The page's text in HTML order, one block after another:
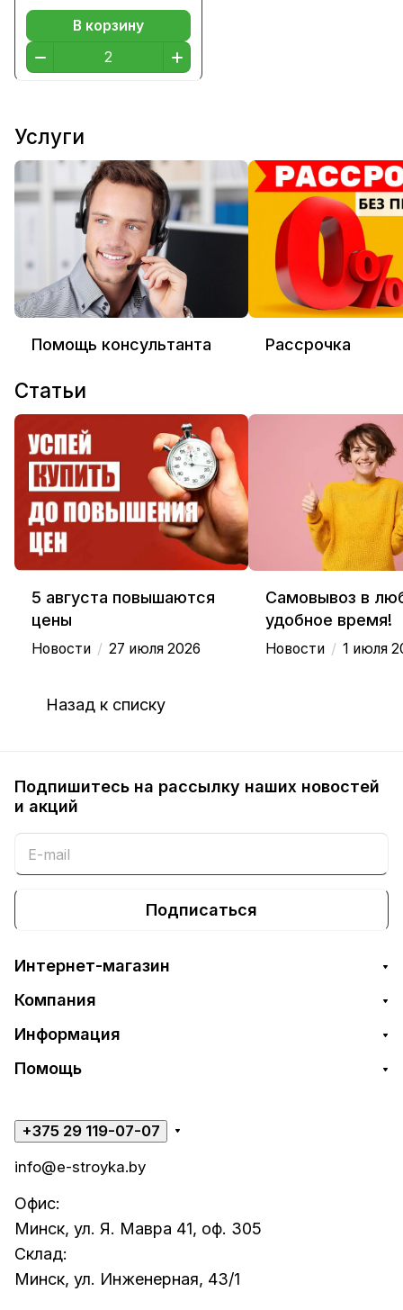
В корзину
Услуги
Помощь консультанта Рассрочка
Статьи
5 августа повышаются
цены
Новости / 27 июля 2026
Самовывоз в
удобное время!
Новости / 1 июля
Назад к списку
Подпишитесь на рассылку наших новостей
и акций
Подписаться
Интернет-магазин
Компания
Информация
Помощь
+375 29 119-07-07
info@e-stroyka.by
Офис:
Минск, ул. Я. Мавра 41, оф. 305
Склад:
Минск, ул. Инженерная, 43/1